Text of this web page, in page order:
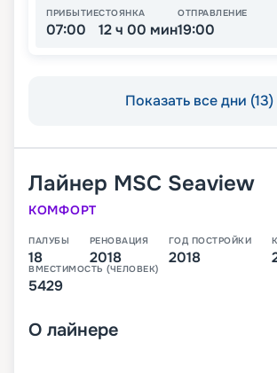
ПРИБЫТИЕ
07:00
СТОЯНКА
12 ч 00 мин
ОТПРАВЛЕНИЕ
19:00
Показать все дни (13)
Лайнер MSC Seaview
КОМФОРТ
ПАЛУБЫ
18
РЕНОВАЦИЯ
2018
ГОД ПОСТРОЙКИ
2018
ВМЕСТИМОСТЬ (ЧЕЛОВЕК)
5429
О лайнере